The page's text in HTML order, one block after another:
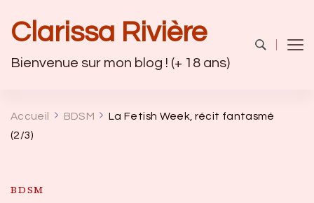
Clarissa Rivière
Bienvenue sur mon blog ! (+ 18 ans)
Accueil BDSM
La Fetish Week, récit fantasmé
(2/3)
BDSM